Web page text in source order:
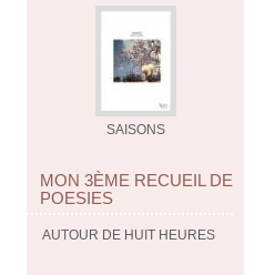
SAISONS
MON 3ÈME RECUEIL DE
POESIES
AUTOUR DE HUIT HEURES